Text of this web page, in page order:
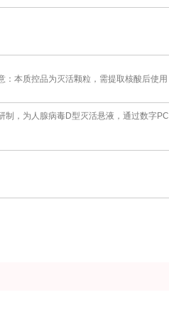
：本质控品为灭活颗粒，需提取核酸后使
，为人腺病毒D型灭活悬液，通过数字